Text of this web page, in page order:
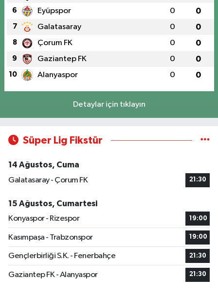
6 Eyüpspor 0 0
7 Galatasaray 0 0
8 Çorum FK 0 0
9 Gaziantep FK 0 0
10 Alanyaspor 0 0
Detaylar için tıklayın
Süper Lig Fikstür
14 Ağustos, Cuma
Galatasaray - Çorum FK
21:30
15 Ağustos, Cumartesi
Konyaspor - Rizespor
19:00
Kasımpaşa - Trabzonspor 19:00
Gençlerbirliği S.K. - Fenerbahçe 21:30
Gaziantep FK - Alanyaspor 21:30